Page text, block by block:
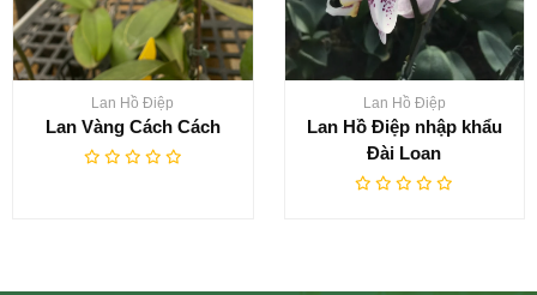
Lan Hồ Điệp
Lan Vàng Cách Cách
Lan Hồ Điệp
Lan Hồ Điệp nhập khẩu
Đài Loan